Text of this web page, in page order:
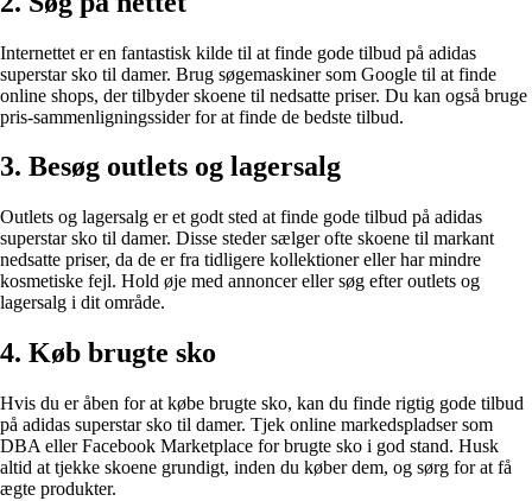
Internettet er en fantastisk kilde til at finde gode tilbud på adidas
superstar sko til damer. Brug søgemaskiner som Google til at finde
online shops, der tilbyder skoene til nedsatte priser. Du kan også bruge
pris-sammenligningssider for at finde de bedste tilbud.
3. Besøg outlets og lagersalg
Outlets og lagersalg er et godt sted at finde gode tilbud på adidas
superstar sko til damer. Disse steder sælger ofte skoene til markant
nedsatte priser, da de er fra tidligere kollektioner eller har mindre
kosmetiske fejl. Hold øje med annoncer eller søg efter outlets og
lagersalg i dit område.
4. Køb brugte sko
Hvis du er åben for at købe brugte sko, kan du finde rigtig gode tilbud
på adidas superstar sko til damer. Tjek online markedspladser som
DBA eller Facebook Marketplace for brugte sko i god stand. Husk
altid at tjekke skoene grundigt, inden du køber dem, og sørg for at få
ægte produkter.